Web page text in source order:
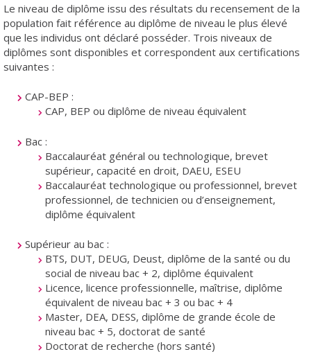
Le niveau de diplôme issu des résultats du recensement de la
population fait référence au diplôme de niveau le plus élevé
que les individus ont déclaré posséder. Trois niveaux de
diplômes sont disponibles et correspondent aux certifications
suivantes :
CAP-BEP :
CAP, BEP ou diplôme de niveau équivalent
Bac :
Baccalauréat général ou technologique, brevet
supérieur, capacité en droit, DAEU, ESEU
Baccalauréat technologique ou professionnel, brevet
professionnel, de technicien ou d’enseignement,
diplôme équivalent
Supérieur au bac :
BTS, DUT, DEUG, Deust, diplôme de la santé ou du
social de niveau bac + 2, diplôme équivalent
Licence, licence professionnelle, maîtrise, diplôme
équivalent de niveau bac + 3 ou bac + 4
Master, DEA, DESS, diplôme de grande école de
niveau bac + 5, doctorat de santé
Doctorat de recherche (hors santé)